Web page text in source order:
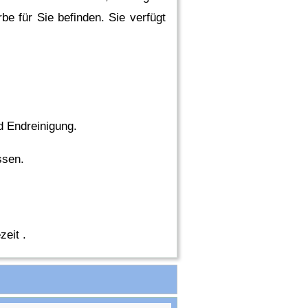
für Sie befinden. Sie verfügt
Endreinigung.
.